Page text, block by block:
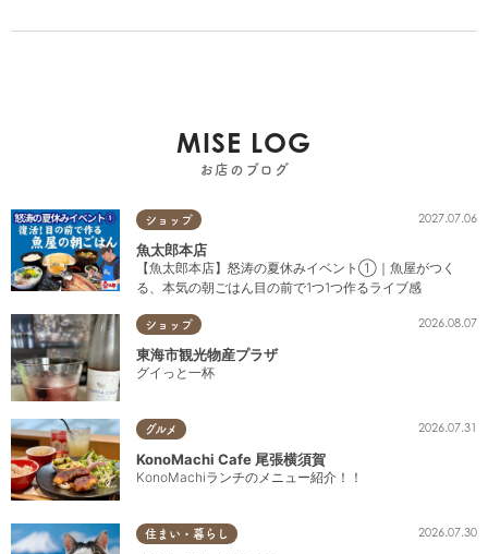
MISE LOG
お店のブログ
ショップ 2027.07.06
魚太郎本店
【魚太郎本店】怒涛の夏休みイベント①｜魚屋がつく
る、本気の朝ごはん目の前で1つ1つ作るライブ感
ショップ 2026.08.07
東海市観光物産プラザ
グイっと一杯
グルメ 2026.07.31
KonoMachi Cafe 尾張横須賀
KonoMachiランチのメニュー紹介！！
住まい・暮らし 2026.07.30